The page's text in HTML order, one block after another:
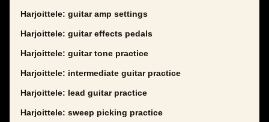
Harjoittele: guitar amp settings
Harjoittele: guitar effects pedals
Harjoittele: guitar tone practice
Harjoittele: intermediate guitar practice
Harjoittele: lead guitar practice
Harjoittele: sweep picking practice